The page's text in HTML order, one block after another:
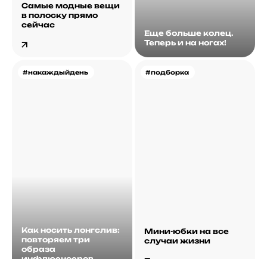
Самые модные вещи
в полоску прямо
сейчас
Еще больше колец.
Теперь и на ногах!
#накаждыйдень
Как носить лонгслив:
повторяем три
образа
#подборка
Мини-юбки на все
случаи жизни